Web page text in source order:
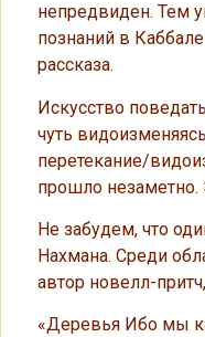
непредвиден. Тем
познаний в
рассказа.
Искусство
чуть
перетекание/
прошло незаметно.
Не забудем, что
Нахмана. Среди
автор новелл-
«Деревья Ибо мы